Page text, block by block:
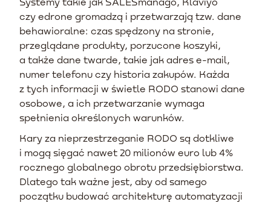
czy edrone gromadzą i przetwarzają tzw. dane
behawioralne: czas spędzony na stronie,
przeglądane produkty, porzucone koszyki,
a także dane twarde, takie jak adres e-mail,
numer telefonu czy historia zakupów. Każda
z tych informacji w świetle RODO stanowi dane
osobowe, a ich przetwarzanie wymaga
spełnienia określonych warunków.
Kary za nieprzestrzeganie RODO są dotkliwe
i mogą sięgać nawet 20 milionów euro lub 4%
rocznego globalnego obrotu przedsiębiorstwa.
Dlatego tak ważne jest, aby od samego
początku budować architekturę automatyzacji